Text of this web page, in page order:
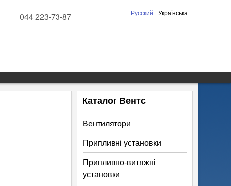
044 223-73-87 Русский Українська
Каталог Вентс
Вентилятори
Припливні установки
Припливно-витяжні
установки